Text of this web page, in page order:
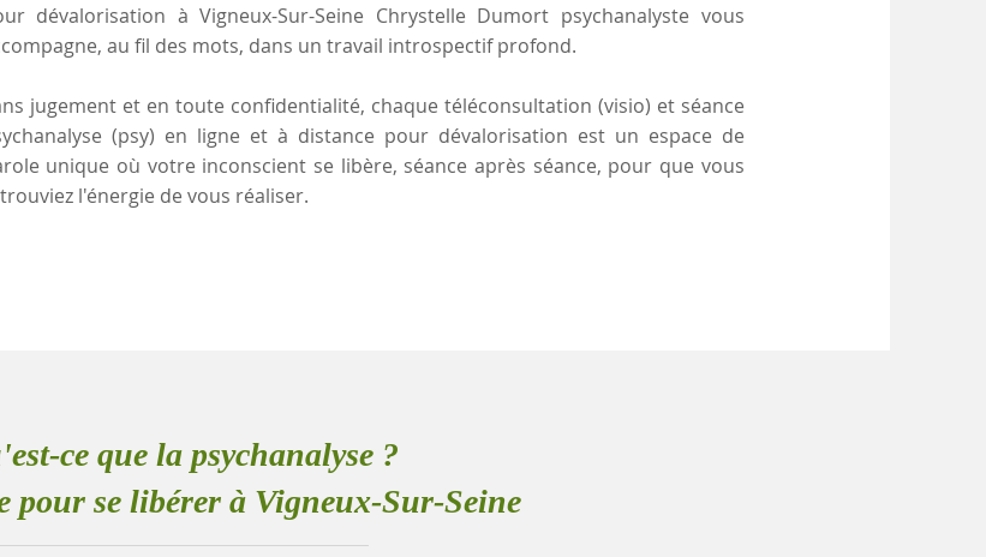
dévalorisation à Vigneux-Sur-Seine Chrystelle Dumort psychanalyste vous
au fil des mots, dans un travail introspectif profond.
jugement et en toute confidentialité, chaque téléconsultation (visio) et séance
(psy) en ligne et à distance pour dévalorisation est un espace de
unique où votre inconscient se libère, séance après séance, pour que vous
l'énergie de vous réaliser.
ce que la psychanalyse ?
pour se libérer à Vigneux-Sur-Seine